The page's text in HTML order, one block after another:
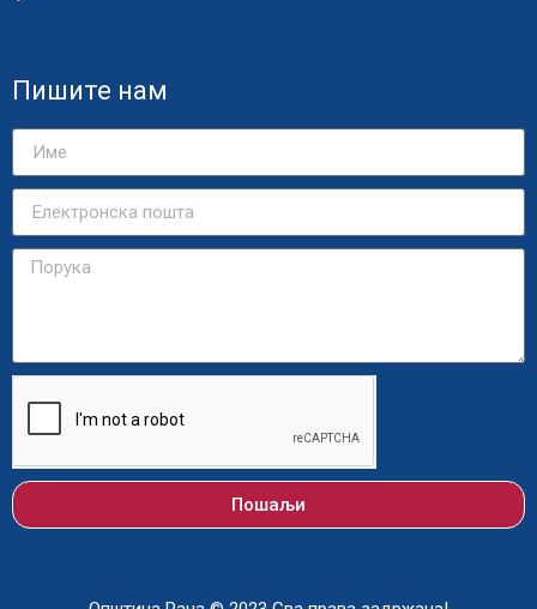
Пишите нам
Пошаљи